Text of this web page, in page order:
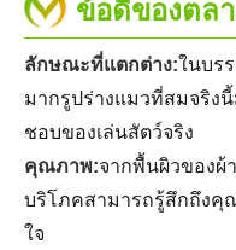
ข้อดีของตล
ลักษณะที่แตกต่าง:ในบร
มากรูปร่างแมวที่สมจริง
ชอบของเล่นสัตว์จริง
คุณภาพ:จากพื้นผิวของผ้
บริโภคสามารถรู้สึกถึง
ใจ